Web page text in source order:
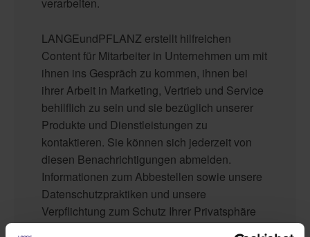
LANGEundPFLANZ erstellt hilfreichen
Content für Mitarbeiter in Unternehmen um mit
ihnen ins Gespräch zu kommen, ihnen bei
ihrer Arbeit in Marketing, Vertrieb und Service
behilflich zu sein und sie bezüglich unserer
Produkte und Dienstleistungen zu
kontaktieren. Sie können sich jederzeit von
diesen Benachrichtigungen abmelden.
Informationen zum Abbestellen sowie unsere
Datenschutzpraktiken und unsere
Verpflichtung zum Schutz Ihrer Privatsphäre
finden Sie in unseren